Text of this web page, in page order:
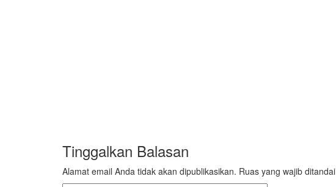
Power your team with InHype
Add some text to explain benefits of subscripton on your services.
Tinggalkan Balasan
Alamat email Anda tidak akan dipublikasikan. Ruas yang wajib ditandai